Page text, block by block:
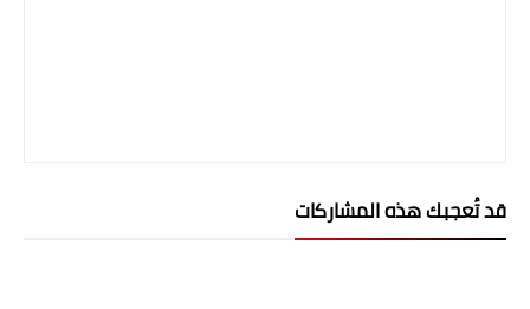
قد تُعجبك هذه المشاركات